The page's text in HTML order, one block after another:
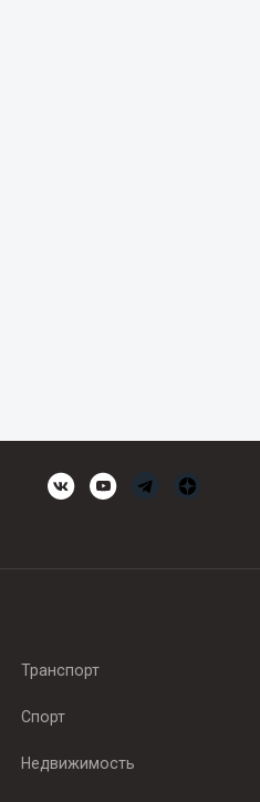
Транспорт
Спорт
Недвижимость